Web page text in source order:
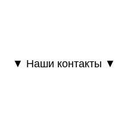
▼ Наши контакты ▼